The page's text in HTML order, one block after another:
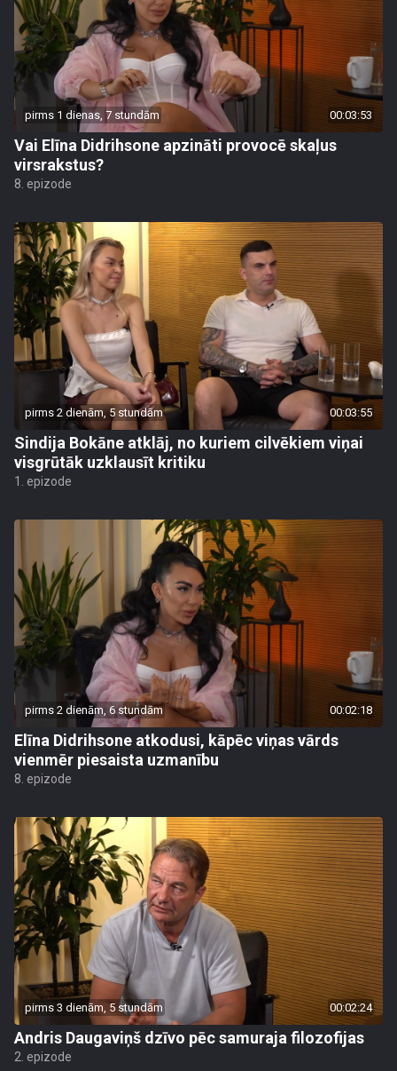
pirms 1 dienas, 7 stundām 00:03:53
Vai Elīna Didrihsone apzināti provocē skaļus
virsrakstus?
8. epizode
pirms 2 dienām, 5 stundām 00:03:55
Sindija Bokāne atklāj, no kuriem cilvēkiem viņai
visgrūtāk uzklausīt kritiku
1. epizode
pirms 2 dienām, 6 stundām 00:02:18
Elīna Didrihsone atkodusi, kāpēc viņas vārds
vienmēr piesaista uzmanību
8. epizode
pirms 3 dienām, 5 stundām 00:02:24
Andris Daugaviņš dzīvo pēc samuraja filozofijas
2. epizode